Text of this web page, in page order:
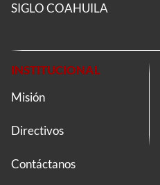
SIGLO COAHUILA
INSTITUCIONAL
Misión
Directivos
Contáctanos